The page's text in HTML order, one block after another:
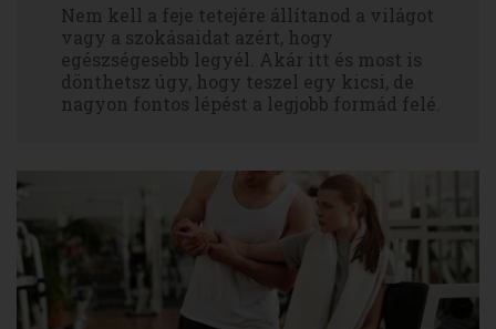
Nem kell a feje tetejére állítanod a világot
vagy a szokásaidat azért, hogy
egészségesebb legyél. Akár itt és most is
dönthetsz úgy, hogy teszel egy kicsi, de
nagyon fontos lépést a legjobb formád felé.